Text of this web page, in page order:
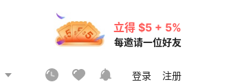
立得 $5 + 5%
每邀请一位好友
登录 注册